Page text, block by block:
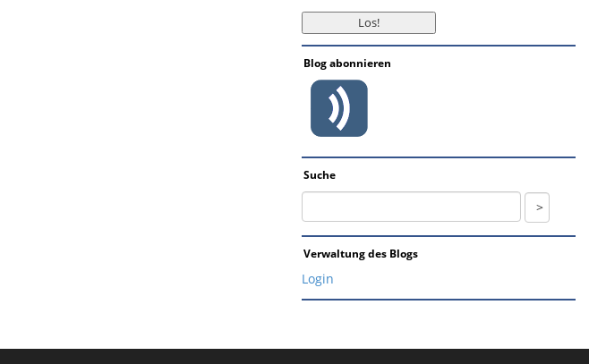
Blog abonnieren
Suche
Verwaltung des Blogs
Login